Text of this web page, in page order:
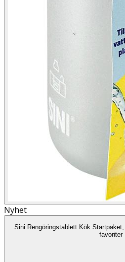
Nyhet
Sini Rengöringstablett Kök
favoriter